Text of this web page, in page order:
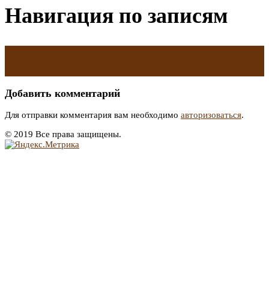
Навигация по записям
Добавить комментарий
Для отправки комментария вам необходимо авторизоваться.
© 2019 Все права защищены.